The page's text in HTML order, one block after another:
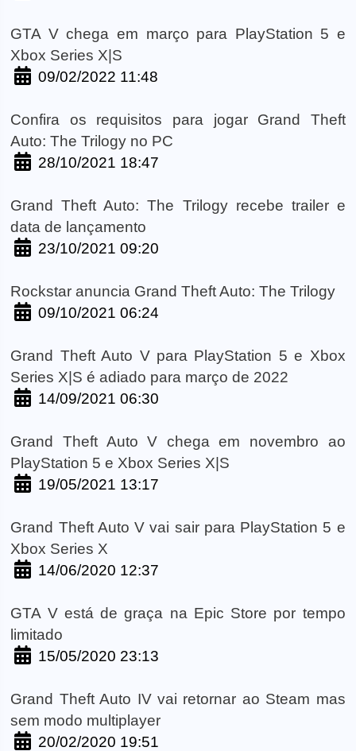
GTA V chega em março para PlayStation 5 e
Xbox Series X|S
09/02/2022 11:48
Confira os requisitos para jogar Grand Theft
Auto: The Trilogy no PC
28/10/2021 18:47
Grand Theft Auto: The Trilogy recebe trailer e
data de lançamento
23/10/2021 09:20
Rockstar anuncia Grand Theft Auto: The Trilogy
09/10/2021 06:24
Grand Theft Auto V para PlayStation 5 e Xbox
Series X|S é adiado para março de 2022
14/09/2021 06:30
Grand Theft Auto V chega em novembro ao
PlayStation 5 e Xbox Series X|S
19/05/2021 13:17
Grand Theft Auto V vai sair para PlayStation 5 e
Xbox Series X
14/06/2020 12:37
GTA V está de graça na Epic Store por tempo
limitado
15/05/2020 23:13
Grand Theft Auto IV vai retornar ao Steam mas
sem modo multiplayer
20/02/2020 19:51